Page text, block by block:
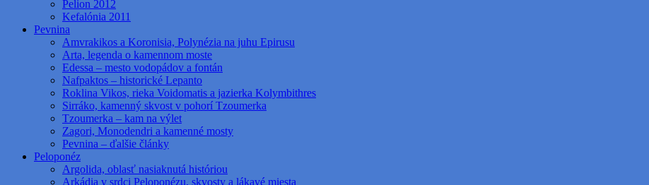
Pelion 2012
Kefalónia 2011
Pevnina
Amvrakikos a Koronisia, Polynézia na juhu Epirusu
Arta, legenda o kamennom moste
Edessa – mesto vodopádov a fontán
Nafpaktos – historické Lepanto
Roklina Vikos, rieka Voidomatis a jazierka Kolymbithres
Sirráko, kamenný skvost v pohorí Tzoumerka
Tzoumerka – kam na výlet
Zagori, Monodendri a kamenné mosty
Pevnina – ďalšie články
Peloponéz
Argolida, oblasť nasiaknutá históriou
Arkádia v srdci Peloponézu, skvosty a lákavé miesta